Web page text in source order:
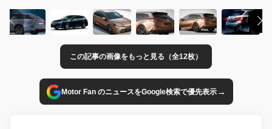
この記事の画像をもっと見る（全12枚）
Motor Fan のニュースをGoogle検索で優先表示→